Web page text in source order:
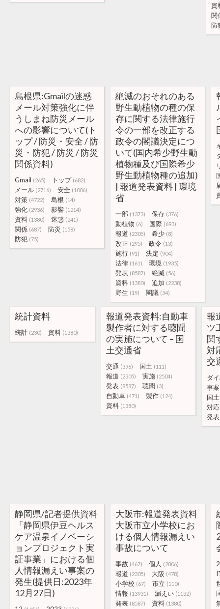
資
関
防
島根県:Gmailの迷惑
メール対策強化に伴
うしまね防災メール
への影響について(ト
ップ / 防災・安全 / 防
災・防犯 / 防災 / 防災
関係資料)
Gmail (265) トップ (682)
メール (2716) 安全 (1006)
対策 (4722) 島根 (14)
強化 (2936) 影響 (1214)
資料 (1380) 迷惑 (241)
関係 (687) 防災 (158)
防犯 (75)
絶滅のおそれのある
野生動植物の種の保
存に関する法律施行
令の一部を改正する
政令の閣議決定につ
いて(国内希少野生動
植物種及び国際希少
野生動植物種の追加)
| 報道発表資料 | 環境
省
一部 (1373) 保存 (376)
動植物 (6) 国際 (693)
報道 (2305) 希少 (8)
改正 (295) 政令 (13)
施行 (91) 決定 (904)
法律 (161) 環境 (1935)
発表 (8587) 絶滅 (56)
資料 (1380) 追加 (2238)
野生 (19) 閣議 (54)
統計資料
統計 (230) 資料 (1380)
報道発表資料:自動車
製作者に対する聴聞
の実施について – 国
土交通省
交通 (396) 国土 (111)
報道 (2305) 実施 (2504)
発表 (8587) 聴聞 (3)
自動車 (471) 製作 (124)
資料 (1380)
報
ツ
関
対
交
ダ
事案
国土
対応
発表
静岡県/記者提供資料
「静岡県伊豆ヘルス
ケア温泉イノベーシ
ョンプロジェクト実
証事業」における個
人情報漏えい事案の
発生(提供日:2023年
12月27日)
大阪市:報道発表資料
大阪市立小学校にお
ける個人情報漏えい
事故について
事故 (467) 個人 (2806)
報道 (2305) 大阪 (478)
小学校 (67) 市立 (110)
情報 (13931) 漏えい (1132)
発表 (8587) 資料 (1380)